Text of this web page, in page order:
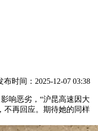
布时间：2025-12-07 03:38
恶劣，“沪昆高速因大
不再回应。期待她的同样